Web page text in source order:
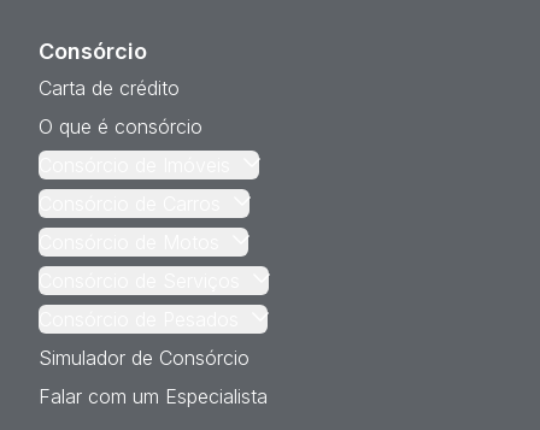
Consórcio
Carta de crédito
O que é consórcio
Consórcio de Imóveis
Consórcio de Carros
Consórcio de Motos
Consórcio de Serviços
Consórcio de Pesados
Simulador de Consórcio
Falar com um Especialista